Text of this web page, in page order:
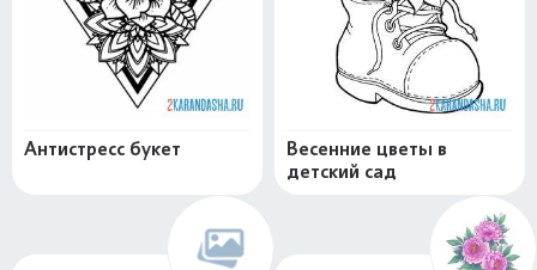
Антистресс букет
Весенние цветы в
детский сад